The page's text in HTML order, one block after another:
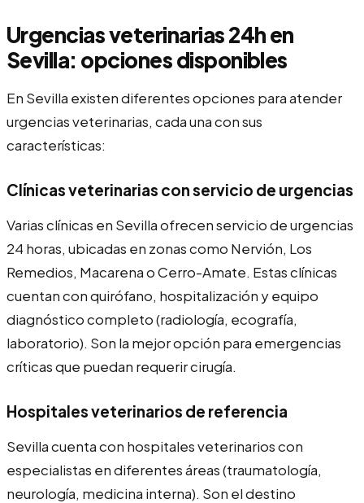
Urgencias veterinarias 24h en
Sevilla: opciones disponibles
En Sevilla existen diferentes opciones para atender
urgencias veterinarias, cada una con sus
características:
Clínicas veterinarias con servicio de urgencias
Varias clínicas en Sevilla ofrecen servicio de urgencias
24 horas, ubicadas en zonas como Nervión, Los
Remedios, Macarena o Cerro-Amate. Estas clínicas
cuentan con quirófano, hospitalización y equipo
diagnóstico completo (radiología, ecografía,
laboratorio). Son la mejor opción para emergencias
críticas que puedan requerir cirugía.
Hospitales veterinarios de referencia
Sevilla cuenta con hospitales veterinarios con
especialistas en diferentes áreas (traumatología,
neurología, medicina interna). Son el destino